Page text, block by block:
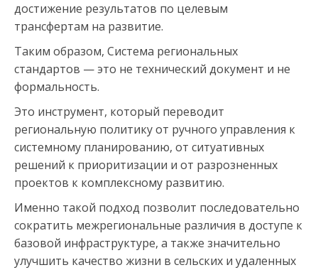
достижение результатов по целевым
трансфертам на развитие.
Таким образом, Система региональных
стандартов — это не технический документ и не
формальность.
Это инструмент, который переводит
региональную политику от ручного управления к
системному планированию, от ситуативных
решений к приоритизации и от разрозненных
проектов к комплексному развитию.
Именно такой подход позволит последовательно
сократить межрегиональные различия в доступе к
базовой инфраструктуре, а также значительно
улучшить качество жизни в сельских и удаленных